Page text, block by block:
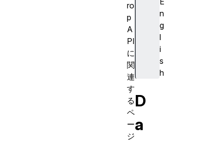
n
g
l
i
s
h
D
a
ro
p
A
PI
に
関
連
す
る
ペ
ー
ジ